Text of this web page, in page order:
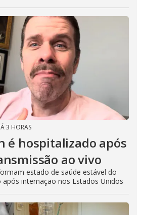
3 HORAS
é hospitalizado após
ao vivo
estado de saúde estável do
internação nos Estados Unidos